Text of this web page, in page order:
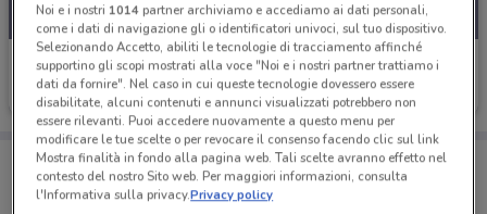
Eminflex
Scade il 30/08
Porta DoveConviene sempre con te!
Puoi trovare le migliori offerte dei negozi vicino a te,
salvarle e creare la tua lista del risparmio, comodamente
Noi e i nostri 1014partner archiviamo e accediamo ai dati personali,
come i dati di navigazione gli o identificatori univoci, sul tuo dispositivo.
Selezionando Accetto, abiliti le tecnologie di tracciamento affinché
supportino gli scopi mostrati alla voce "Noi e i nostri partner trattiamo i
dati da fornire". Nel caso in cui queste tecnologie dovessero essere
disabilitate, alcuni contenuti e annunci visualizzati potrebbero non
essere rilevanti. Puoi accedere nuovamente a questo menu per
modificare le tue scelte o per revocare il consenso facendo clic sul link
Mostra finalità in fondo alla pagina web. Tali scelte avranno effetto nel
contesto del nostro Sito web. Per maggiori informazioni, consulta
l'Informativa sulla privacy.Privacy policy